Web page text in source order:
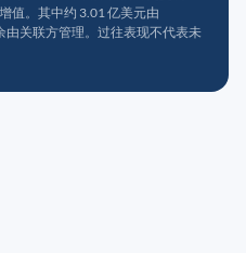
值。其中约 3.01 亿美元由
由关联方管理。过往表现不代表未